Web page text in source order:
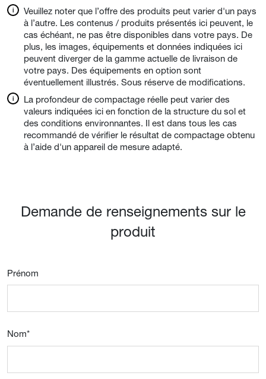
Veuillez noter que l’offre des produits peut varier d'un pays
à l’autre. Les contenus / produits présentés ici peuvent, le
cas échéant, ne pas être disponibles dans votre pays. De
plus, les images, équipements et données indiquées ici
peuvent diverger de la gamme actuelle de livraison de
votre pays. Des équipements en option sont
éventuellement illustrés. Sous réserve de modifications.
La profondeur de compactage réelle peut varier des
valeurs indiquées ici en fonction de la structure du sol et
des conditions environnantes. Il est dans tous les cas
recommandé de vérifier le résultat de compactage obtenu
à l’aide d'un appareil de mesure adapté.
Demande de renseignements sur le
produit
Prénom
Nom*